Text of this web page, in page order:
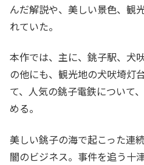
んだ解説や、美しい景色、観
れていた。
本作では、主に、銚子駅、犬
の他にも、観光地の犬吠埼灯
て、人気の銚子電鉄について
める。
美しい銚子の海で起こった連
闇のビジネス。事件を追う十